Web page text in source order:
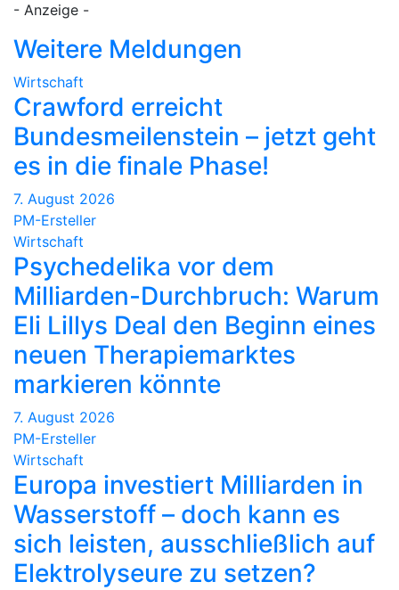
- Anzeige -
Weitere Meldungen
Wirtschaft
Crawford erreicht
Bundesmeilenstein – jetzt geht
es in die finale Phase!
7. August 2026
PM-Ersteller
Wirtschaft
Psychedelika vor dem
Milliarden-Durchbruch: Warum
Eli Lillys Deal den Beginn eines
neuen Therapiemarktes
markieren könnte
7. August 2026
PM-Ersteller
Wirtschaft
Europa investiert Milliarden in
Wasserstoff – doch kann es
sich leisten, ausschließlich auf
Elektrolyseure zu setzen?